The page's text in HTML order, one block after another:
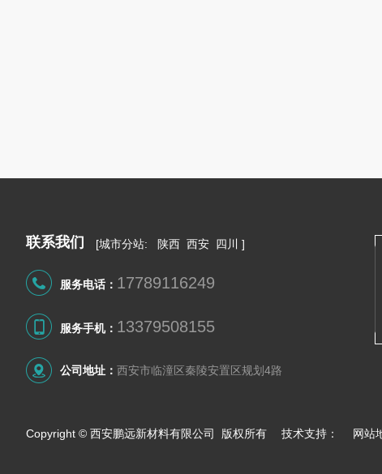
联系我们 [城市分站: 陕西 西安 四川 ]
服务电话： 17789116249
服务手机： 13379508155
公司地址： 西安市临潼区秦陵安置区规划4路
Copyright © 西安鹏远新材料有限公司 版权所有 技术支持： 网站